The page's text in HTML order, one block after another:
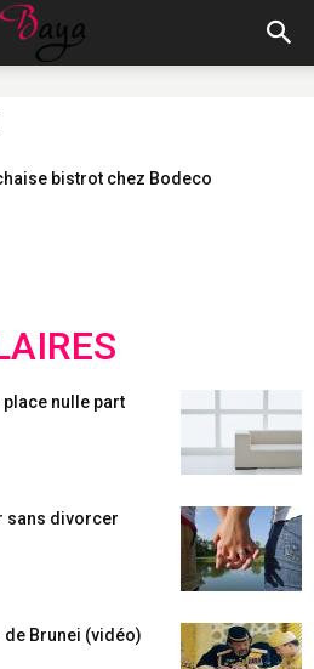
bistrot chez Bodeco
place nulle part
sans divorcer
de Brunei (vidéo)